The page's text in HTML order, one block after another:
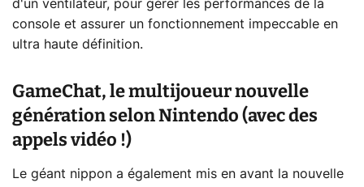
d'un ventilateur, pour gérer les performances de la
console et assurer un fonctionnement impeccable en
ultra haute définition.
GameChat, le multijoueur nouvelle
génération selon Nintendo (avec des
appels vidéo !)
Le géant nippon a également mis en avant la nouvelle